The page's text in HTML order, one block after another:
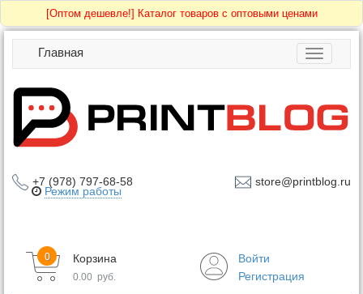
[Оптом дешевле!] Каталог товаров с оптовыми ценами
Toggle
Главная
+7 (978) 797-68-58 store@printblog.ru
Режим работы
Корзина
0
0.00 руб.
Войти
Регистрация